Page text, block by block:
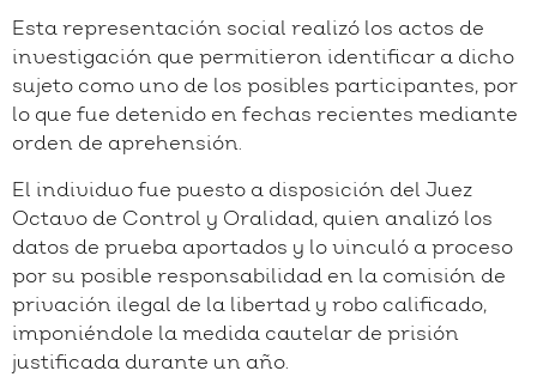
Esta representación social realizó los actos de
investigación que permitieron identificar a dicho
sujeto como uno de los posibles participantes, por
lo que fue detenido en fechas recientes mediante
orden de aprehensión.
El individuo fue puesto a disposición del Juez
Octavo de Control y Oralidad, quien analizó los
datos de prueba aportados y lo vinculó a proceso
por su posible responsabilidad en la comisión de
privación ilegal de la libertad y robo calificado,
imponiéndole la medida cautelar de prisión
justificada durante un año.